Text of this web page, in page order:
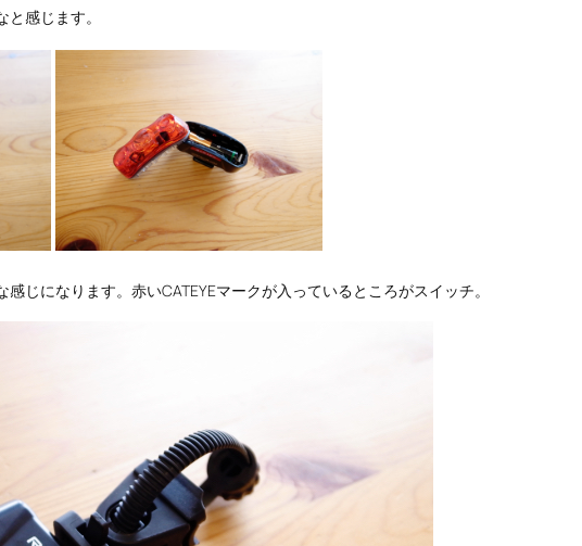
感じます。
じになります。赤いCATEYEマークが入っているところがスイッチ。